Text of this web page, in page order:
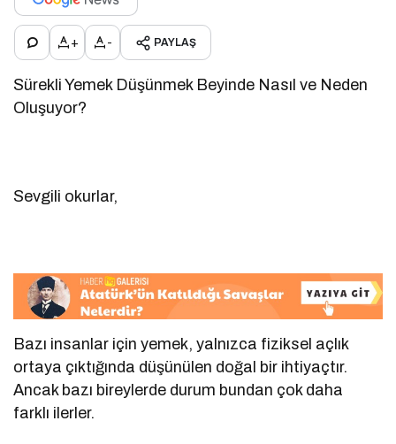
+ - PAYLAŞ
Sürekli Yemek Düşünmek Beyinde Nasıl ve Neden
Oluşuyor?
Sevgili okurlar,
Bazı insanlar için yemek, yalnızca fiziksel açlık
ortaya çıktığında düşünülen doğal bir ihtiyaçtır.
Ancak bazı bireylerde durum bundan çok daha
farklı ilerler.